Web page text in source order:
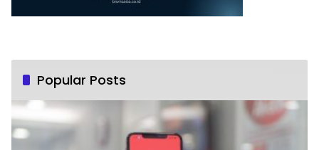
Popular Posts